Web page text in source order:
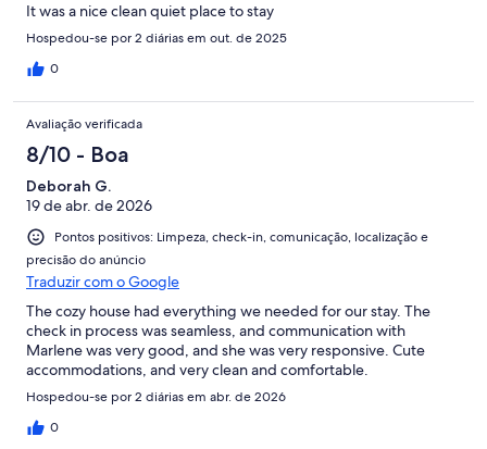
It was a nice clean quiet place to stay
Hospedou-se por 2 diárias em out. de 2025
0
Avaliação verificada
8/10 - Boa
Deborah G.
19 de abr. de 2026
Pontos positivos: Limpeza, check-in, comunicação, localização e
precisão do anúncio
Traduzir com o Google
The cozy house had everything we needed for our stay. The
check in process was seamless, and communication with
Marlene was very good, and she was very responsive. Cute
accommodations, and very clean and comfortable.
Hospedou-se por 2 diárias em abr. de 2026
0